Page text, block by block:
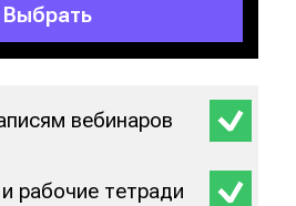
Выбрать
вебинаров
рабочие тетради